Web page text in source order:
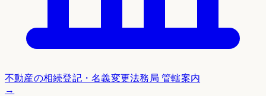
不動産の相続登記・名義変更法務局 管轄案内
→